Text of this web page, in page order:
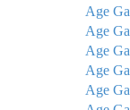
Age
Age
Age
Age
Age